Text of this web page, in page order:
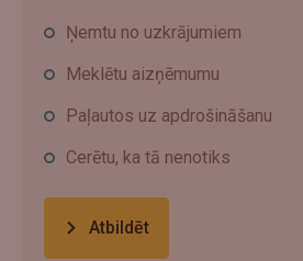
Ņemtu no uzkrājumiem
Meklētu aizņēmumu
Paļautos uz apdrošināšanu
Cerētu, ka tā nenotiks
Atbildēt